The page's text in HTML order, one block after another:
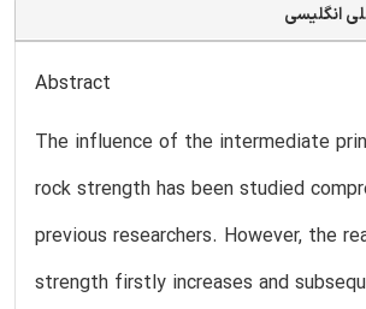
انگلیسی
Abstract
The influence of the intermediate
rock strength has been studied
previous researchers. However, the
strength firstly increases and